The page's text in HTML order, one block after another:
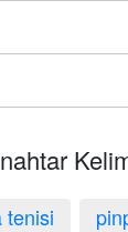
tenisi